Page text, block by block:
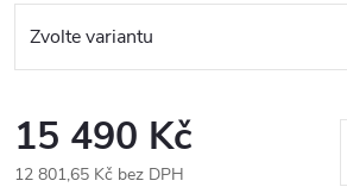
15 490 Kč
12 801,65 Kč bez DPH